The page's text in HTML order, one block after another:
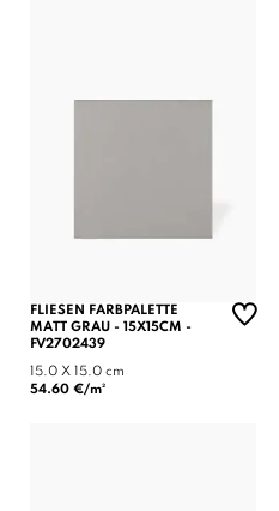
FLIESEN FARBPALETTE
MATT GRAU - 15X15CM -
FV2702439
15.0 X 15.0 cm
54.60 €/m²